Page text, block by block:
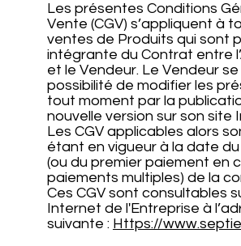
Les présentes Conditions
Vente (CGV) s’appliquent à
ventes de Produits qui sont
intégrante du Contrat entre
et le Vendeur. Le Vendeur
possibilité de modifier les
tout moment par la
nouvelle version sur son site
Les CGV applicables alors
étant en vigueur à la date
(ou du premier paiement en
paiements multiples) de la
Ces CGV sont consultables
Internet de l'Entreprise à
suivante : Https://